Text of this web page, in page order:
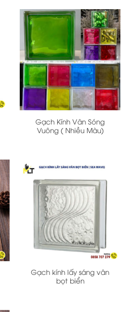
Gạch Kính Vân Sóng
Vuông ( Nhiều Màu)
Gạch kính lấy sáng vân
bọt biển